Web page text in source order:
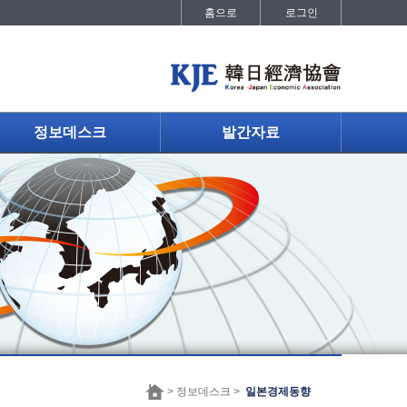
홈으로 로그인
정보데스크 발간자료
> 정보데스크 > 일본경제동향